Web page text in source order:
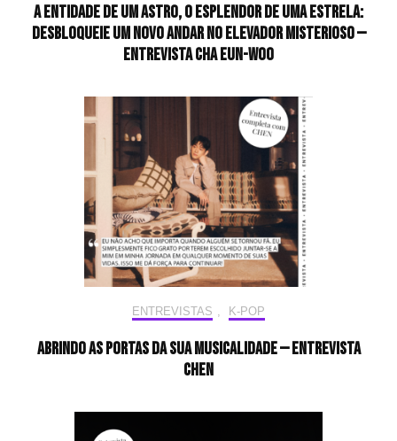
A entidade de um astro, o esplendor de uma estrela:
desbloqueie um novo andar no elevador misterioso —
Entrevista CHA EUN-WOO
ENTREVISTAS K-POP
Abrindo as portas da sua musicalidade — Entrevista
CHEN